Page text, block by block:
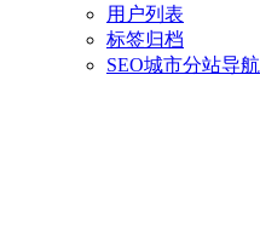
用户列表
标签归档
SEO城市分站导航